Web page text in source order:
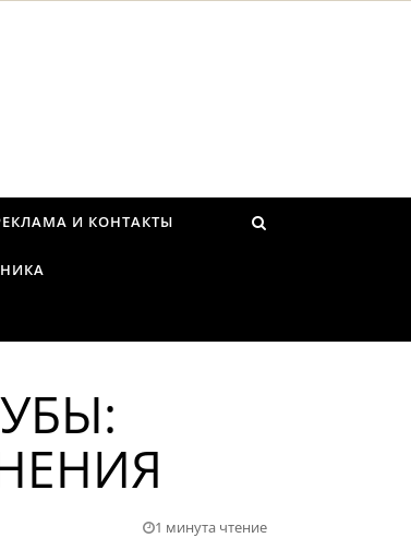
И КОНТАКТЫ
1 минута чтение